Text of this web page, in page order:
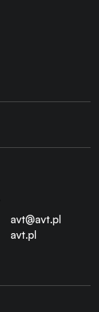
avt@avt.pl
avt.pl